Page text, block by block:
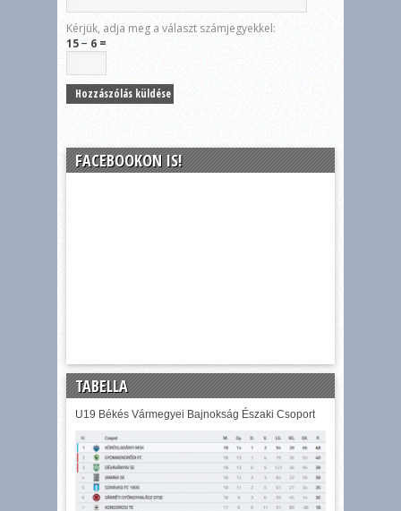
Kérjük, adja meg a választ számjegyekkel:
15 − 6 =
FACEBOOKON IS!
TABELLA
U19 Békés Vármegyei Bajnokság Északi Csoport